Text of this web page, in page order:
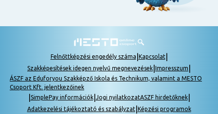
Felnőttképzési engedély száma Kapcsolat|
Szakképesítések idegen nyelvű megnevezések Impresszum
ÁSZF az Eduforyou Szakképző Iskola és Technikum, valamint a MESTO
Csoport Kft. jelentkezőinek
SimplePay információk| Jogi nyilatkozatASZF hirdetőknek|
Adatkezelési tájékoztató és szabályzat| Képzési programok